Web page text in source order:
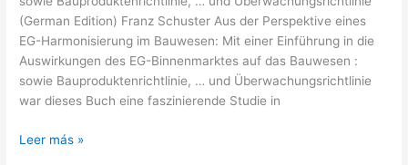
(German Edition) Franz Schuster Aus der Perspektive eines
EG-Harmonisierung im Bauwesen: Mit einer Einführung in die
Auswirkungen des EG-Binnenmarktes auf das Bauwesen :
sowie Bauproduktenrichtlinie, … und Überwachungsrichtlinie
war dieses Buch eine faszinierende Studie in
das
Bauwesen
:
sowie
Bauproduktenrichtlinie,
und
Leer más »